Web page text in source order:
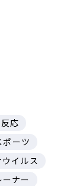
応
ポーツ
イルス
ナー